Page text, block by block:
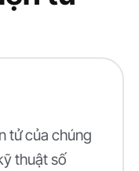
tử của chúng
thuật số